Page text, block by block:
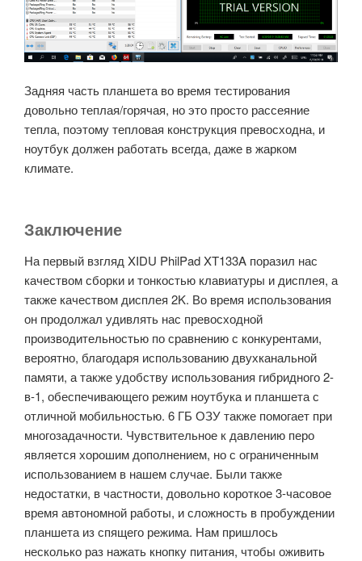
Задняя часть планшета во время тестирования
довольно теплая/горячая, но это просто рассеяние
тепла, поэтому тепловая конструкция превосходна, и
ноутбук должен работать всегда, даже в жарком
климате.
Заключение
На первый взгляд XIDU PhilPad XT133A поразил нас
качеством сборки и тонкостью клавиатуры и дисплея, а
также качеством дисплея 2K. Во время использования
он продолжал удивлять нас превосходной
производительностью по сравнению с конкурентами,
вероятно, благодаря использованию двухканальной
памяти, а также удобству использования гибридного 2-
в-1, обеспечивающего режим ноутбука и планшета с
отличной мобильностью. 6 ГБ ОЗУ также помогает при
многозадачности. Чувствительное к давлению перо
является хорошим дополнением, но с ограниченным
использованием в нашем случае. Были также
недостатки, в частности, довольно короткое 3-часовое
время автономной работы, и сложность в пробуждении
планшета из спящего режима. Нам пришлось
несколько раз нажать кнопку питания, чтобы оживить